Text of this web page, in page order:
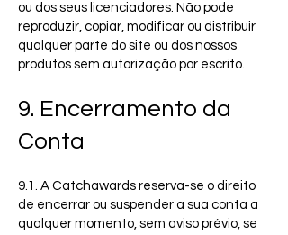
ou dos seus licenciadores. Não pode
reproduzir, copiar, modificar ou distribuir
qualquer parte do site ou dos nossos
produtos sem autorização por escrito.
9. Encerramento da
Conta
9.1. A Catchawards reserva-se o direito
de encerrar ou suspender a sua conta a
qualquer momento, sem aviso prévio, se